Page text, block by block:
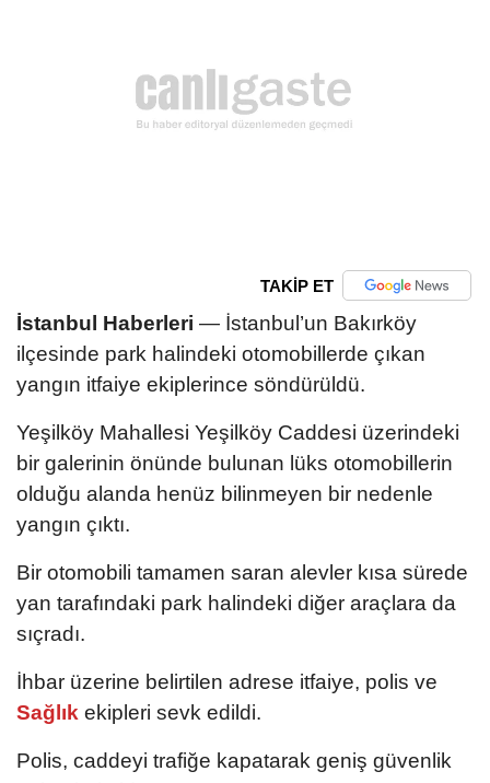
TAKİP ET
İstanbul Haberleri — İstanbul’un Bakırköy
ilçesinde park halindeki otomobillerde çıkan
yangın itfaiye ekiplerince söndürüldü.
Yeşilköy Mahallesi Yeşilköy Caddesi üzerindeki
bir galerinin önünde bulunan lüks otomobillerin
olduğu alanda henüz bilinmeyen bir nedenle
yangın çıktı.
Bir otomobili tamamen saran alevler kısa sürede
yan tarafındaki park halindeki diğer araçlara da
sıçradı.
İhbar üzerine belirtilen adrese itfaiye, polis ve
Sağlık ekipleri sevk edildi.
Polis, caddeyi trafiğe kapatarak geniş güvenlik